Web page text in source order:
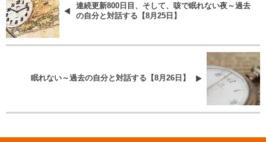
連続更新800日目、そして、咳で眠れない夜～過去
の自分と対話する【8月25日】
眠れない～過去の自分と対話する【8月26日】